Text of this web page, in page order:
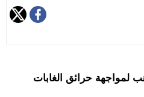
لمواجهة حرائق الغابات